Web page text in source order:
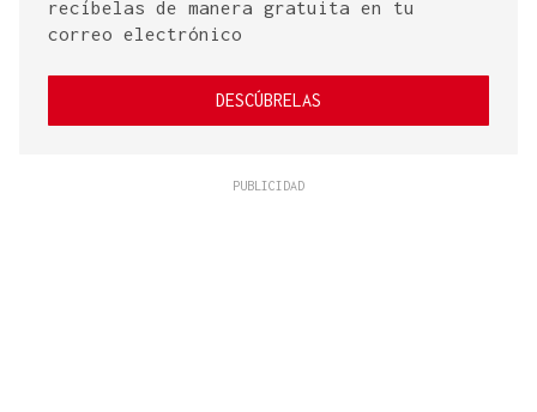
recíbelas de manera gratuita en tu
correo electrónico
DESCÚBRELAS